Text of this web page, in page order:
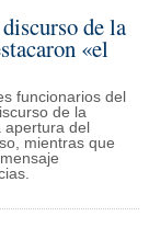
de la
«el
funcionarios del
de la
del
mientras que